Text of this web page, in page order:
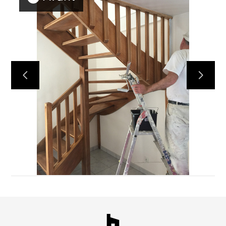
ACCUEIL
RÉALISATIONS
RAVALEMENTS DE FAÇADES
PEINTURE BIO
NOS PARTENAIRES EN PEINTURE
QUI SOMMES-NOUS
DEVIS GRATUIT/CONTACT